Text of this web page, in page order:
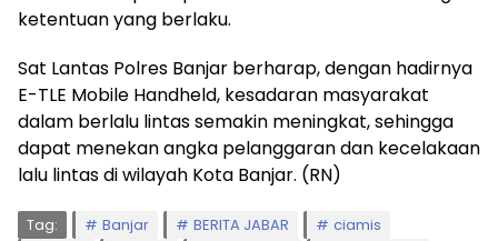
ketentuan yang berlaku.
Sat Lantas Polres Banjar berharap, dengan hadirnya
E-TLE Mobile Handheld, kesadaran masyarakat
dalam berlalu lintas semakin meningkat, sehingga
dapat menekan angka pelanggaran dan kecelakaan
lalu lintas di wilayah Kota Banjar. (RN)
Tag: Banjar BERITA JABAR
ciamis